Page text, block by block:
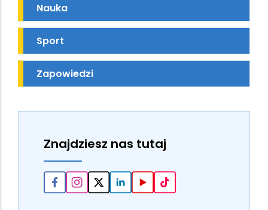
Nauka
Sport
Zapowiedzi
Znajdziesz nas tutaj